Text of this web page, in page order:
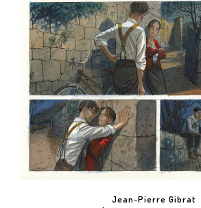
Jean-Pierre Gibrat